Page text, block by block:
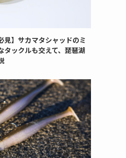
見】サカマタシャッドのミ
タックルも交えて、琵琶湖